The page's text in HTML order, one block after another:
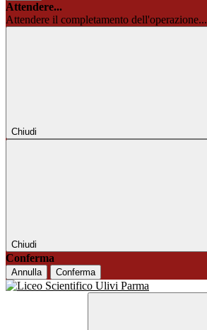
Attendere...
Attendere il completamento dell'operazione...
Chiudi
Chiudi
Conferma
Annulla Conferma